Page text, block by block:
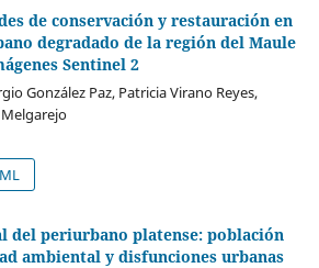
de conservación y restauración en
degradado de la región del Maule
Sentinel 2
González Paz, Patricia Virano Reyes,
Melgarejo
del periurbano platense: población
ambiental y disfunciones urbanas